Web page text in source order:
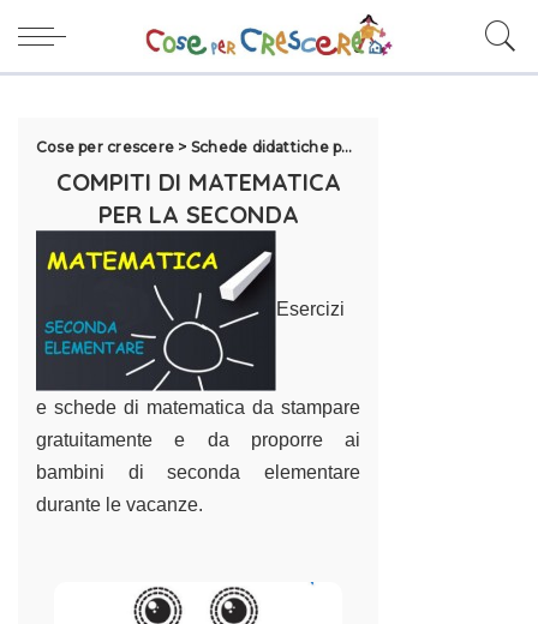
Cose per crescere > Schede didattiche per la scuola
COMPITI DI MATEMATICA
PER LA SECONDA
Esercizi
e schede di matematica da stampare
gratuitamente e da proporre ai
bambini di seconda elementare
durante le vacanze.